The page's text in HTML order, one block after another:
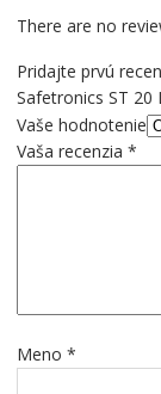
There are no
Pridajte prvú
Safetronics ST 20
Vaše hodnotenie
Vaša recenzia *
Meno *